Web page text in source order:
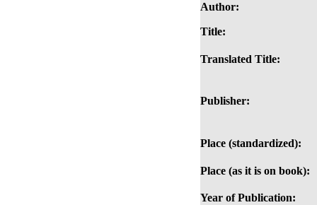
Author:
Title:
Translated Title:
Publisher:
Place (standardized):
Place (as it is on book):
Year of Publication: